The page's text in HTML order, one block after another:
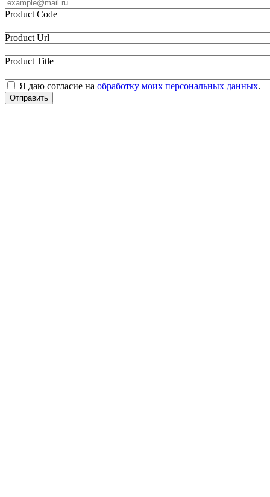
Product Code
Product Url
Product Title
Я даю согласие на обработку моих персональных данных.
Отправить